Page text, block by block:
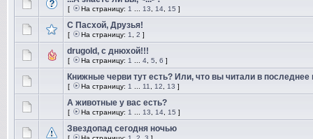
[ На страницу: 1 13 14 15 ]
С Пасхой, Друзья!
[ На страницу: 1 2 ]
drugold, с днюхой!!!
[ На страницу: 1 4 5 6 ]
Книжные черви тут есть? Или, что вы читали в последнее
[ На страницу: 1 11 12 13 ]
А животные у вас есть?
[ На страницу: 1 13 14 15 ]
Звездопад сегодня ночью